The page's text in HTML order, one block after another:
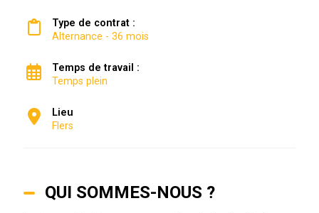
Type de contrat :
Alternance - 36 mois
Temps de travail :
Temps plein
Lieu
Flers
QUI SOMMES-NOUS ?